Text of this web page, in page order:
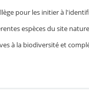
pour les initier à
espèces du site
à la biodiversité et